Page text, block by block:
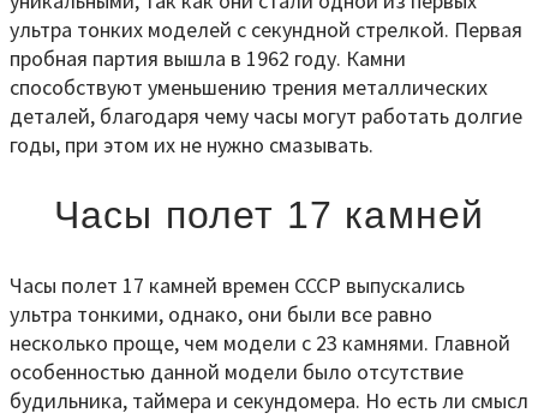
ультра тонких моделей с секундной стрелкой. Первая
пробная партия вышла в 1962 году. Камни
способствуют уменьшению трения металлических
деталей, благодаря чему часы могут работать долгие
годы, при этом их не нужно смазывать.
Часы полет 17 камней
Часы полет 17 камней времен СССР выпускались
ультра тонкими, однако, они были все равно
несколько проще, чем модели с 23 камнями. Главной
особенностью данной модели было отсутствие
будильника, таймера и секундомера. Но есть ли смысл